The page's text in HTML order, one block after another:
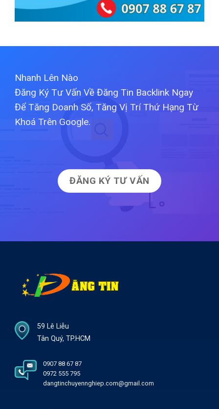
Nhanh Lên Nào
Đăng Ký Tư Vấn Về Đăng Tin Backlink Ngay
Để Tăng Doanh Số, Tăng Vị Trí Thứ Hạng Từ
Khoá Trên Google.
ĐĂNG KÝ TƯ VẤN
59 Lê Liễu
Tân Quý, TP.HCM
0907 88 67 87
0972 555 795
dangtinchuyennghiep.com@gmail.com